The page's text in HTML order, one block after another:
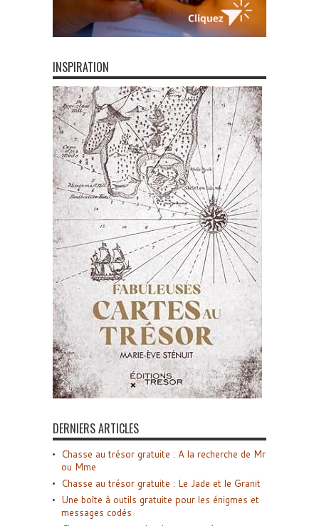
INSPIRATION
DERNIERS ARTICLES
Chasse au trésor gratuite : A la recherche de Mr
ou Mme
Chasse au trésor gratuite : Le Jade et le Granit
Une boîte à outils gratuite pour les énigmes et
messages codés